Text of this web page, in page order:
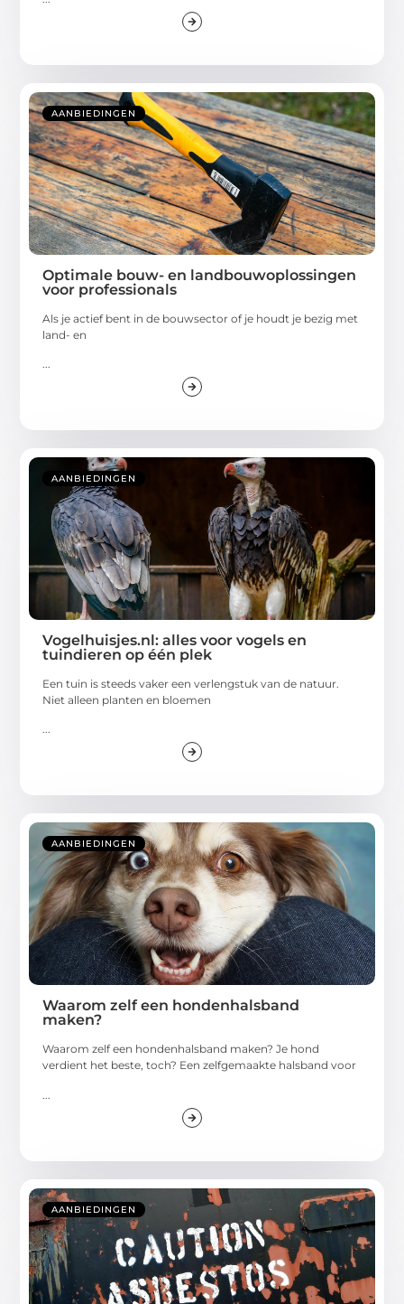
AANBIEDINGEN
Optimale bouw- en landbouwoplossingen
voor professionals
Als je actief bent in de bouwsector of je houdt je bezig met
land- en
AANBIEDINGEN
Vogelhuisjes.nl: alles voor vogels en
tuindieren op één plek
Een tuin is steeds vaker een verlengstuk van de natuur.
Niet alleen planten en bloemen
...
AANBIEDINGEN
Waarom zelf een hondenhalsband
maken?
Waarom zelf een hondenhalsband maken? Je hond
verdient het beste, toch? Een zelfgemaakte halsband voor
AANBIEDINGEN